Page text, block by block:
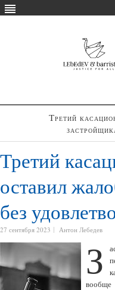
Третий
Третий
оставил
без
27 сентября 2023 Антон Лебедев
З
вообще